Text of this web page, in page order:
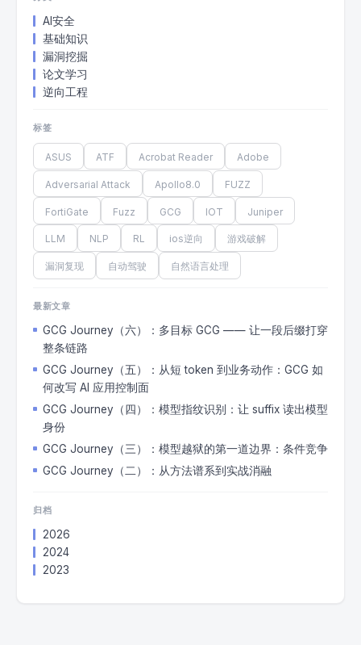
AI安全
基础知识
漏洞挖掘
论文学习
逆向工程
标签
ASUS ATF Acrobat Reader Adobe
Adversarial Attack Apollo8.0 FUZZ
FortiGate Fuzz GCG IOT Juniper
LLM NLP RL ios逆向 游戏破解
漏洞复现 自动驾驶 自然语言处理
最新文章
GCG Journey（六）：多目标 GCG —— 让一段后缀打穿
整条链路
GCG Journey（五）：从短 token 到业务动作：GCG 如
何改写 AI 应用控制面
GCG Journey（四）：模型指纹识别：让 suffix 读出模型
身份
GCG Journey（三）：模型越狱的第一道边界：条件竞争
GCG Journey（二）：从方法谱系到实战消融
归档
2026
2024
2023